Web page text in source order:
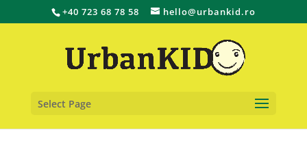
+40 723 68 78 58 hello@urbankid.ro
Select Page